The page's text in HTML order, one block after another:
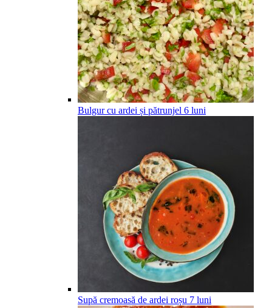
Bulgur cu ardei și pătrunjel 6 luni
Supă cremoasă de ardei roșu 7 luni